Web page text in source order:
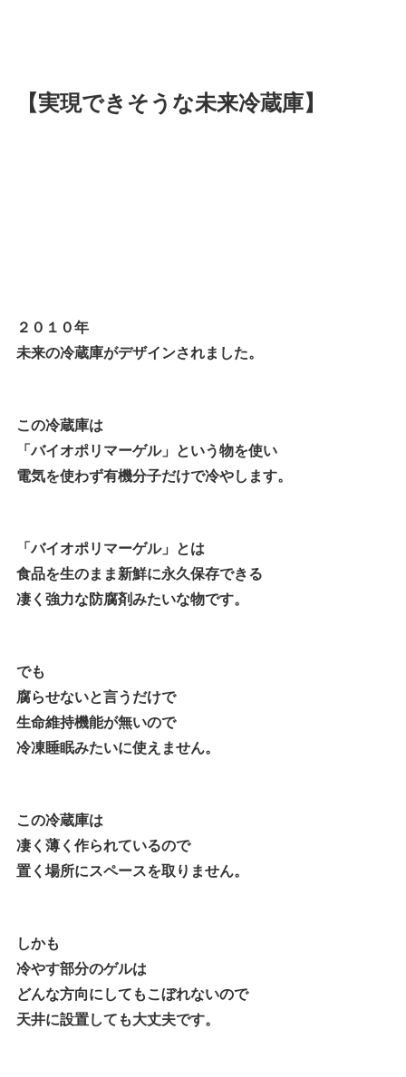
【実現できそうな未来冷蔵庫】
２０１０年
未来の冷蔵庫がデザインされました。
この冷蔵庫は
「バイオポリマーゲル」という物を使い
電気を使わず有機分子だけで冷やします。
「バイオポリマーゲル」とは
食品を生のまま新鮮に永久保存できる
凄く強力な防腐剤みたいな物です。
でも
腐らせないと言うだけで
生命維持機能が無いので
冷凍睡眠みたいに使えません。
この冷蔵庫は
凄く薄く作られているので
置く場所にスペースを取りません。
しかも
冷やす部分のゲルは
どんな方向にしてもこぼれないので
天井に設置しても大丈夫です。